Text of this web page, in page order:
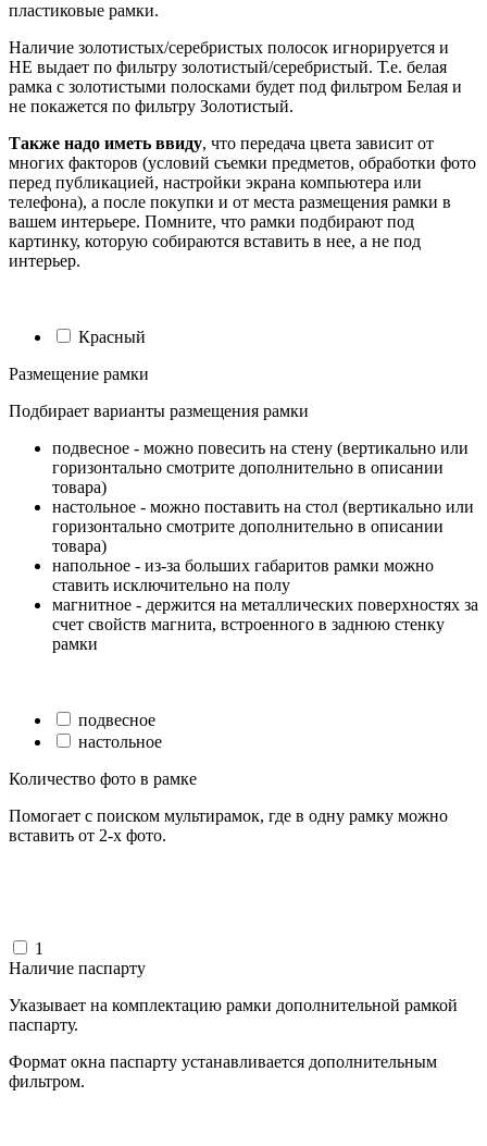
пластиковые рамки.
Наличие золотистых/серебристых полосок игнорируется и
НЕ выдает по фильтру золотистый/серебристый. Т.е. белая
рамка с золотистыми полосками будет под фильтром Белая и
не покажется по фильтру Золотистый.
Также надо иметь ввиду, что передача цвета зависит от
многих факторов (условий съемки предметов, обработки фото
перед публикацией, настройки экрана компьютера или
телефона), а после покупки и от места размещения рамки в
вашем интерьере. Помните, что рамки подбирают под
картинку, которую собираются вставить в нее, а не под
интерьер.
Красный
Размещение рамки
Подбирает варианты размещения рамки
подвесное - можно повесить на стену (вертикально или
горизонтально смотрите дополнительно в описании
товара)
настольное - можно поставить на стол (вертикально или
горизонтально смотрите дополнительно в описании
товара)
напольное - из-за больших габаритов рамки можно
ставить исключительно на полу
магнитное - держится на металлических поверхностях за
счет свойств магнита, встроенного в заднюю стенку
рамки
подвесное
настольное
Количество фото в рамке
Помогает с поиском мультирамок, где в одну рамку можно
вставить от 2-х фото.
1
Наличие паспарту
Указывает на комплектацию рамки дополнительной рамкой
паспарту.
Формат окна паспарту устанавливается дополнительным
фильтром.